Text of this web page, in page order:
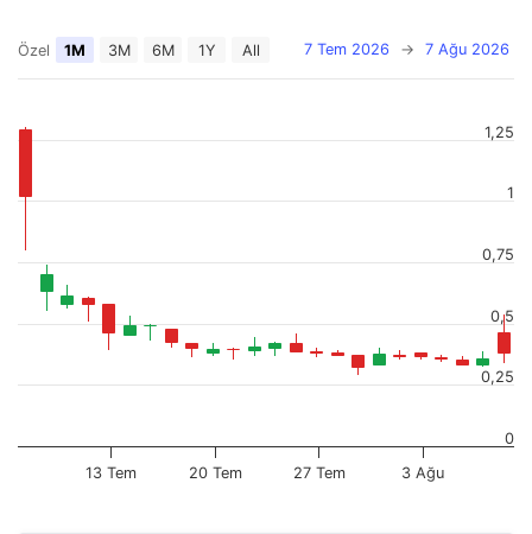
Özel 1M 3M 6M 1Y All 7 Tem 2026 → 7 Ağu 2026
13 Tem 20 Tem 27 Tem 3 Ağu
0
0,25
0,5
0,75
1
1,25